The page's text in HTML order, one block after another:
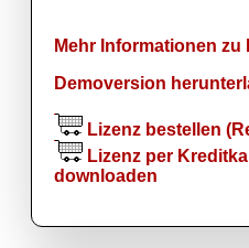
Mehr Informationen zu
Demoversion
Lizenz bestellen
Lizenz per
downloaden